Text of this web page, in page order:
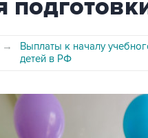
→
Выплаты к началу
детей в РФ